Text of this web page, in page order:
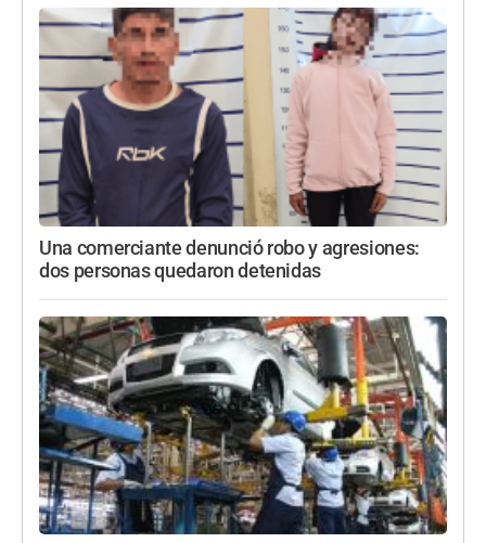
Una comerciante denunció robo y agresiones:
dos personas quedaron detenidas